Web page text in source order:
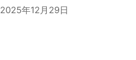
2025年12月29日